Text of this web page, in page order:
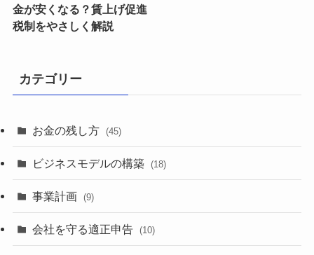
金が安くなる？賃上げ促進
税制をやさしく解説
カテゴリー
お金の残し方 (45)
ビジネスモデルの構築 (18)
事業計画 (9)
会社を守る適正申告 (10)